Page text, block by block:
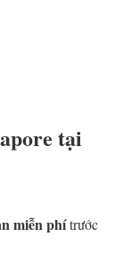
tại
miễn phítrước